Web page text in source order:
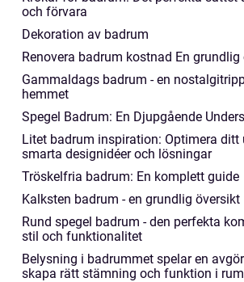
och förvara
Dekoration av badrum
Renovera badrum kostnad En grundlig
Gammaldags badrum - en
hemmet
Spegel Badrum: En Djupgående
Litet badrum inspiration: Optimera ditt
smarta designidéer och lösningar
Tröskelfria badrum: En komplett guide
Kalksten badrum - en grundlig översikt
Rund spegel badrum - den perfekta
stil och funktionalitet
Belysning i badrummet spelar en
skapa rätt stämning och funktion i